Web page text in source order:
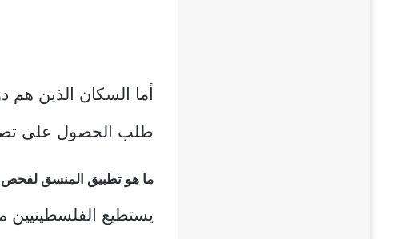
طلب الحصول على
ما هو تطبيق المنسق لفحص
يستطيع